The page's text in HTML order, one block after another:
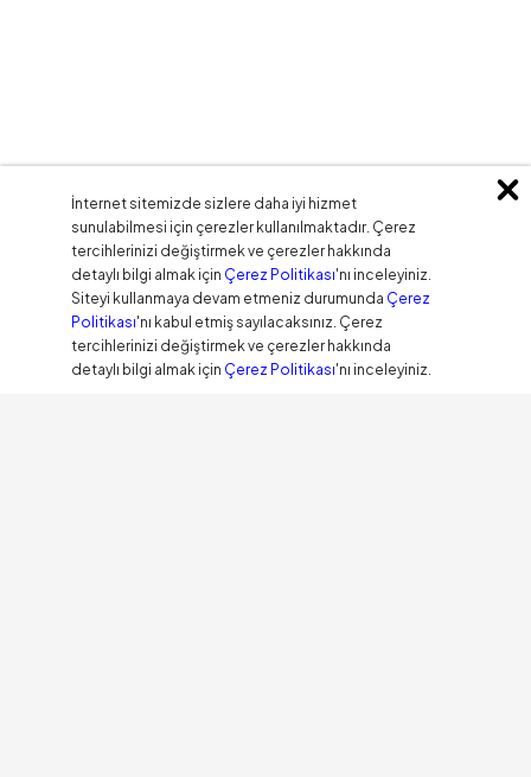
İnternet sitemizde sizlere daha iyi hizmet
sunulabilmesi için çerezler kullanılmaktadır. Çerez
tercihlerinizi değiştirmek ve çerezler hakkında
detaylı bilgi almak için Çerez Politikası'nı inceleyiniz.
Siteyi kullanmaya devam etmeniz durumunda Çerez
Politikası'nı kabul etmiş sayılacaksınız. Çerez
tercihlerinizi değiştirmek ve çerezler hakkında
detaylı bilgi almak için Çerez Politikası'nı inceleyiniz.